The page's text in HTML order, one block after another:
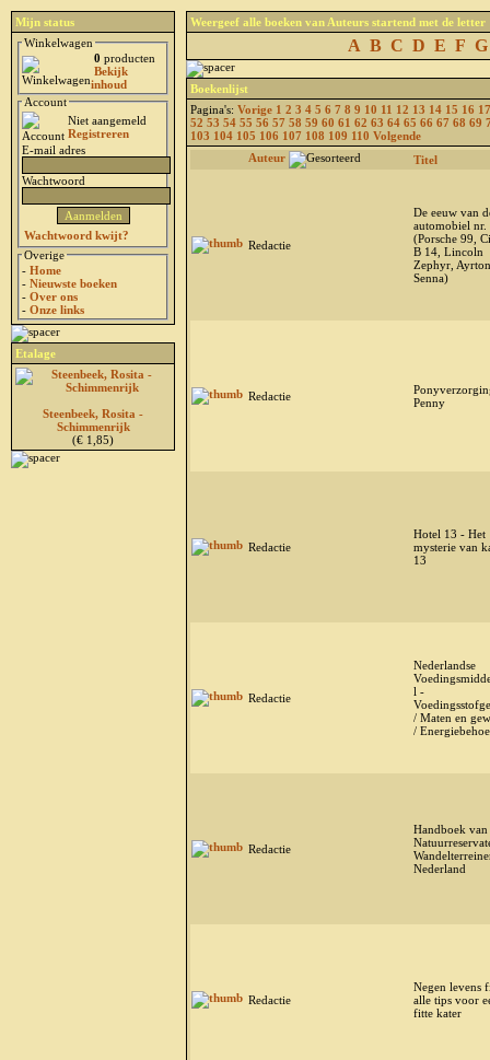
Mijn status
Winkelwagen
0 producten
Bekijk
inhoud
Account
Niet aangemeld
Registreren
E-mail adres
Wachtwoord
Wachtwoord kwijt?
Overige
- Home
- Nieuwste boeken
- Over ons
- Onze links
Etalage
Steenbeek, Rosita -
Schimmenrijk
(€ 1,85)
Weergeef alle boeken van Auteurs startend met de letter
A B C D E F G
Boekenlijst
Pagina's: Vorige 1 2 3 4 5 6 7 8 9 10 11 12 13 14 15 16 17
52 53 54 55 56 57 58 59 60 61 62 63 64 65 66 67 68 69
103 104 105 106 107 108 109 110 Volgende
Auteur
Titel
Redactie
De eeuw van
automobiel nr.
(Porsche 99,
B 14, Lincoln
Zephyr, Ayrton
Senna)
Redactie
Penny
Redactie
Hotel 13 - Het
mysterie van
13
Redactie
Nederlandse
l -
/ Maten en
/
Redactie
Handboek van
Nederland
Redactie
Negen levens
alle tips voor
fitte kater